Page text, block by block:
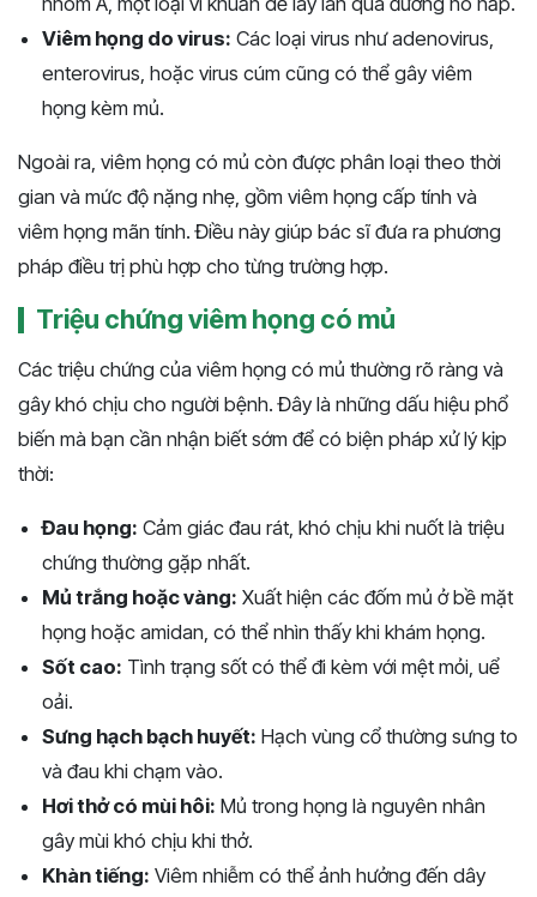
Viêm họng do virus: Các loại virus như adenovirus,
enterovirus, hoặc virus cúm cũng có thể gây viêm
họng kèm mủ.
Ngoài ra, viêm họng có mủ còn được phân loại theo thời
gian và mức độ nặng nhẹ, gồm viêm họng cấp tính và
viêm họng mãn tính. Điều này giúp bác sĩ đưa ra phương
pháp điều trị phù hợp cho từng trường hợp.
Triệu chứng viêm họng có mủ
Các triệu chứng của viêm họng có mủ thường rõ ràng và
gây khó chịu cho người bệnh. Đây là những dấu hiệu phổ
biến mà bạn cần nhận biết sớm để có biện pháp xử lý kịp
thời:
Đau họng: Cảm giác đau rát, khó chịu khi nuốt là triệu
chứng thường gặp nhất.
Mủ trắng hoặc vàng: Xuất hiện các đốm mủ ở bề mặt
họng hoặc amidan, có thể nhìn thấy khi khám họng.
Sốt cao: Tình trạng sốt có thể đi kèm với mệt mỏi, uể
oải.
Sưng hạch bạch huyết: Hạch vùng cổ thường sưng to
và đau khi chạm vào.
Hơi thở có mùi hôi: Mủ trong họng là nguyên nhân
gây mùi khó chịu khi thở.
Khàn tiếng: Viêm nhiễm có thể ảnh hưởng đến dây